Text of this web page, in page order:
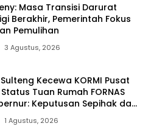
Masa Transisi Darurat
Berakhir, Pemerintah Fokus
Pemulihan
3 Agustus, 2026
Kecewa KORMI Pusat
Tuan Rumah FORNAS
Keputusan Sepihak dan
1 Agustus, 2026